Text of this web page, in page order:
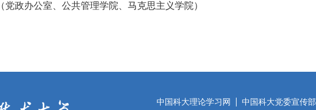
（党政办公室、公共管理学院、马克思主义学院）
中国科大理论学习网 中国科大党委宣传部